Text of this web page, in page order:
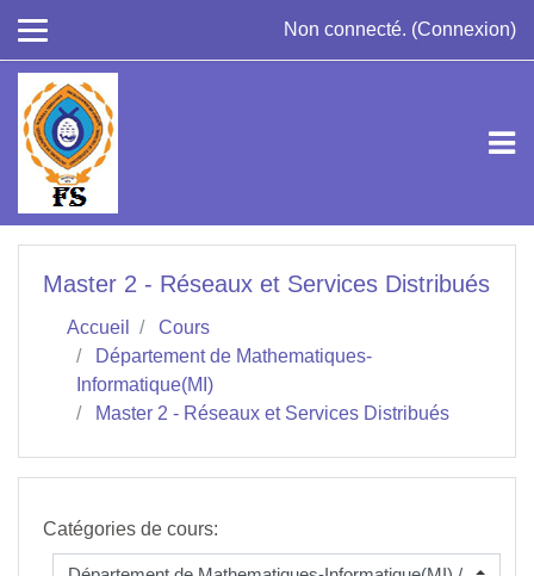
Non connecté. (Connexion)
Master 2 - Réseaux et Services Distribués
Accueil
Cours
Département de Mathematiques-
Informatique(MI)
Master 2 - Réseaux et Services Distribués
Catégories de cours: